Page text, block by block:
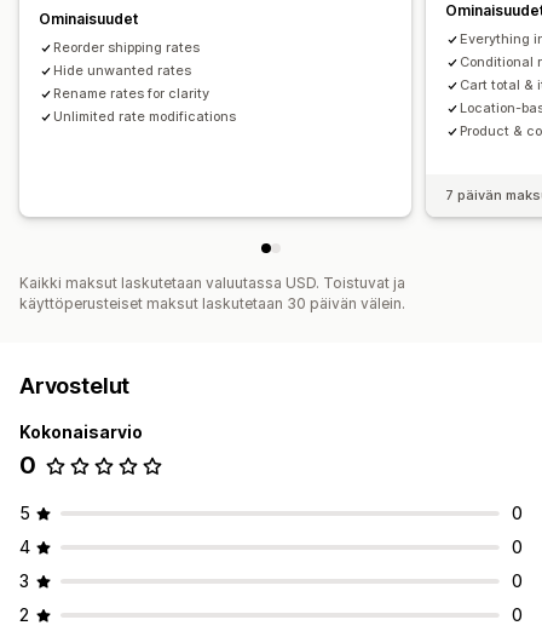
Ominaisuudet
Reorder shipping rates
Hide unwanted rates
Rename rates for clarity
Unlimited rate modifications
Everything
Conditional
Cart total &
Location-
Product &
7 päivän
Kaikki maksut laskutetaan valuutassa USD. Toistuvat ja
käyttöperusteiset maksut laskutetaan 30 päivän välein.
Arvostelut
Kokonaisarvio
0
5
0
4
0
3
0
2
0